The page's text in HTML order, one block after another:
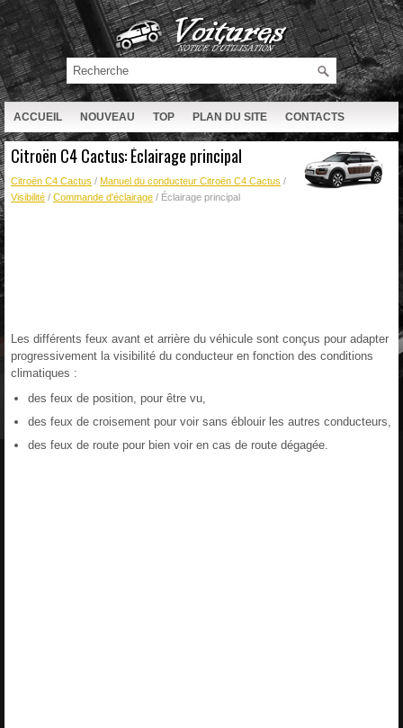
ACCUEIL NOUVEAU TOP PLAN DU SITE CONTACTS
RECHERCHE
Citroën C4 Cactus: Éclairage principal
Citroën C4 Cactus / Manuel du conducteur Citroën C4 Cactus /
Visibilité / Commande d'éclairage / Éclairage principal
Les différents feux avant et arrière du véhicule sont conçus pour adapter
progressivement la visibilité du conducteur en fonction des conditions
climatiques :
des feux de position, pour être vu,
des feux de croisement pour voir sans éblouir les autres conducteurs,
des feux de route pour bien voir en cas de route dégagée.